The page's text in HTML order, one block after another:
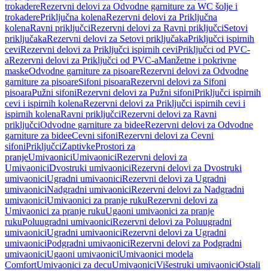
trokadereRezervni delovi za Odvodne garniture za WC šolje i
trokaderePriključna kolenaRezervni delovi za Priključna
kolenaRavni priključciRezervni delovi za Ravni priključciSetovi
priključakaRezervni delovi za Setovi priključakaPriključci ispirnih
ceviRezervni delovi za Priključci ispirnih ceviPriključci od PVC-
aRezervni delovi za Priključci od PVC-aManžetne i pokrivne
maskeOdvodne garniture za pisoareRezervni delovi za Odvodne
garniture za pisoareSifoni pisoaraRezervni delovi za Sifoni
pisoaraPužni sifoniRezervni delovi za Pužni sifoniPriključci ispirnih
cevi i ispirnih kolenaRezervni delovi za Priključci ispirnih cevi i
ispirnih kolenaRavni priključciRezervni delovi za Ravni
priključciOdvodne garniture za bideeRezervni delovi za Odvodne
garniture za bideeCevni sifoniRezervni delovi za Cevni
sifoniPriključciZaptivkeProstori za
pranjeUmivaoniciUmivaoniciRezervni delovi za
UmivaoniciDvostruki umivaoniciRezervni delovi za Dvostruki
umivaoniciUgradni umivaoniciRezervni delovi za Ugradni
umivaoniciNadgradni umivaoniciRezervni delovi za Nadgradni
umivaoniciUmivaonici za pranje rukuRezervni delovi za
Umivaonici za pranje rukuUgaoni umivaonici za pranje
rukuPoluugradni umivaoniciRezervni delovi za Poluugradni
umivaoniciUgradni umivaoniciRezervni delovi za Ugradni
umivaoniciPodgradni umivaoniciRezervni delovi za Podgradni
umivaoniciUgaoni umivaoniciUmivaonici modela
ComfortUmivaonici za decuUmivaoniciVišestruki umivaoniciOstali